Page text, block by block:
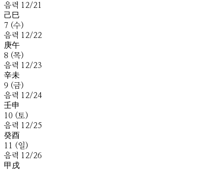
음력 12/21
己 巳
7 (수)
음력 12/22
庚午
8 (목)
음력 12/23
辛未
9 (금)
음력 12/24
壬申
10 (토)
음력 12/25
癸酉
11
(일 )
음력 12/26
甲 戌